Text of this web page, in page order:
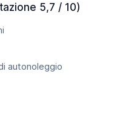
5,7 / 10)
autonoleggio